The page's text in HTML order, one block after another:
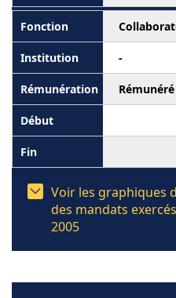
-
Rémunéré
Voir les graphiques
des mandats
2005